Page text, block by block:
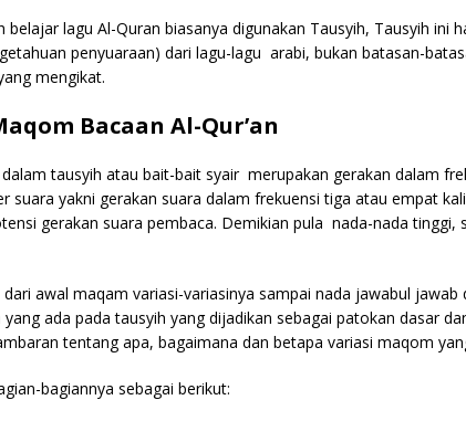
lagu Al-Quran biasanya digunakan Tausyih, Tausyih ini
penyuaraan) dari lagu-lagu arabi, bukan batasan-
mengikat.
Bacaan Al-Qur’an
tausyih atau bait-bait syair merupakan gerakan dalam
suara yakni gerakan suara dalam frekuensi tiga atau empat
gerakan suara pembaca. Demikian pula nada-nada tinggi,
awal maqam variasi-variasinya sampai nada jawabul jawab
ada pada tausyih yang dijadikan sebagai patokan dasar
tentang apa, bagaimana dan betapa variasi maqom
bagiannya sebagai berikut: